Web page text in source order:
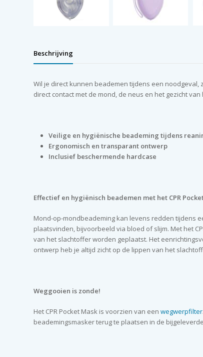
Beschrijving
Wil je direct kunnen beademen tijdens een noodgeval,
direct contact met de mond, de neus en het gezicht
Veilige en hygiënische beademing tijdens
Ergonomisch en transparant ontwerp
Inclusief beschermende hardcase
Effectief en hygiënisch beademen met het CPR
Mond-op-mondbeademing kan levens redden tijdens
plaatsvinden, bijvoorbeeld via bloed of slijm. Met het
van het slachtoffer worden geplaatst. Het
ontwerp heb je altijd zicht op de lippen van het
Weggooien is zonde!
Het CPR Pocket Mask is voorzien van eenwegwerpfilter
beademingsmasker terug te plaatsen in de